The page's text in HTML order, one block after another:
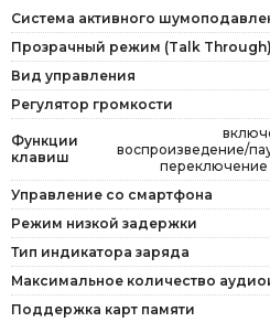
Система активного
Прозрачный режим (Talk Through)
Вид управления
Регулятор громкости
Функции
клавиш
воспроизведение/
переключение
Управление со смартфона
Режим низкой задержки
Тип индикатора заряда
Максимальное количество
Поддержка карт памяти